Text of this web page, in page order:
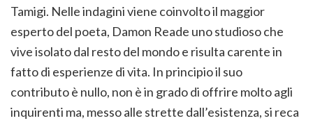
Tamigi. Nelle indagini viene coinvolto il maggior
esperto del poeta, Damon Reade uno studioso che
vive isolato dal resto del mondo e risulta carente in
fatto di esperienze di vita. In principio il suo
contributo è nullo, non è in grado di offrire molto agli
inquirenti ma, messo alle strette dall’esistenza, si reca